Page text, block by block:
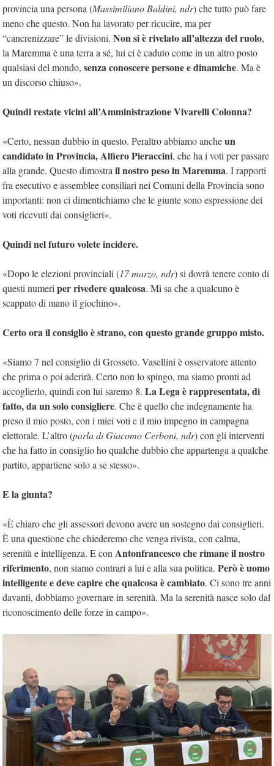
provincia una persona (Massimiliano Baldini, ndr) che tutto può fare
meno che questo. Non ha lavorato per ricucire, ma per
“cancrenizzare” le divisioni. Non si è rivelato all’altezza del ruolo,
la Maremma è una terra a sé, lui ci è caduto come in un altro posto
qualsiasi del mondo, senza conoscere persone e dinamiche. Ma è
un discorso chiuso».
Quindi restate vicini all’Amministrazione Vivarelli Colonna?
«Certo, nessun dubbio in questo. Peraltro abbiamo ancheun
candidato in Provincia, Alfiero Pieraccini, che ha i voti per passare
alla grande. Questo dimostra il nostro peso in Maremma. I rapporti
fra esecutivo e assemblee consiliari nei Comuni della Provincia sono
importanti: non ci dimentichiamo che le giunte sono espressione dei
voti ricevuti dai consiglieri».
Quindi nel futuro volete incidere.
«Dopo le elezioni provinciali (17 marzo, ndr) si dovrà tenere conto di
questi numeri per rivedere qualcosa. Mi sa che a qualcuno è
scappato di mano il giochino».
Certo ora il consiglio è strano, con questo grande gruppo misto.
«Siamo 7 nel consiglio di Grosseto. Vasellini è osservatore attento
che prima o poi aderirà. Certo non lo spingo, ma siamo pronti ad
accoglierlo, quindi con lui saremo 8. La Lega è rappresentata, di
fatto, da un solo consigliere. Che è quello che indegnamente ha
preso il mio posto, con i miei voti e il mio impegno in campagna
elettorale. L’altro (parla di Giacomo Cerboni, ndr) con gli interventi
che ha fatto in consiglio ho qualche dubbio che appartenga a qualche
partito, appartiene solo a se stesso».
E la giunta?
«È chiaro che gli assessori devono avere un sostegno dai consiglieri.
È una questione che chiederemo che venga rivista, con calma,
serenità e intelligenza. E con Antonfrancesco che rimane il nostro
riferimento, non siamo contrari a lui e alla sua politica. Però è uomo
intelligente e deve capire che qualcosa è cambiato. Ci sono tre anni
davanti, dobbiamo governare in serenità. Ma la serenità nasce solo dal
riconoscimento delle forze in campo».